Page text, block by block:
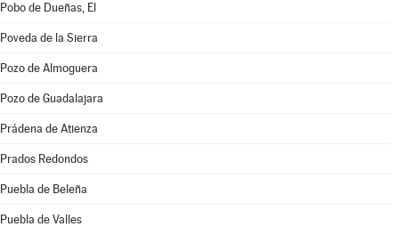
Pobo de Dueñas, El
Poveda de la Sierra
Pozo de Almoguera
Pozo de Guadalajara
Prádena de Atienza
Prados Redondos
Puebla de Beleña
Puebla de Valles